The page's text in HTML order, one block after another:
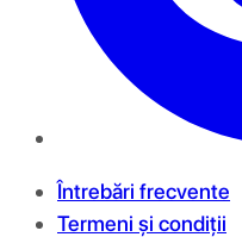
Întrebări frecvente
Termeni și condiții